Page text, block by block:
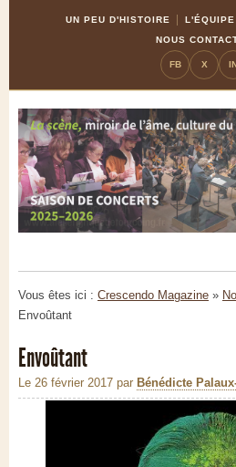
UN PEU D'HISTOIRE
L'ÉQUIPE
NOUS
FB X
Vous êtes ici : Crescendo Magazine »
Envoûtant
Envoûtant
Le 26 février 2017 par Bénédicte